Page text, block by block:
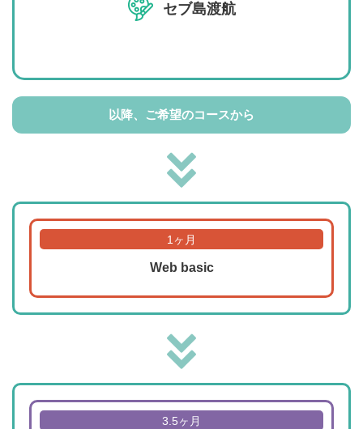
セブ島渡航
以降、ご希望のコースから
1ヶ月
Web basic
3.5ヶ月